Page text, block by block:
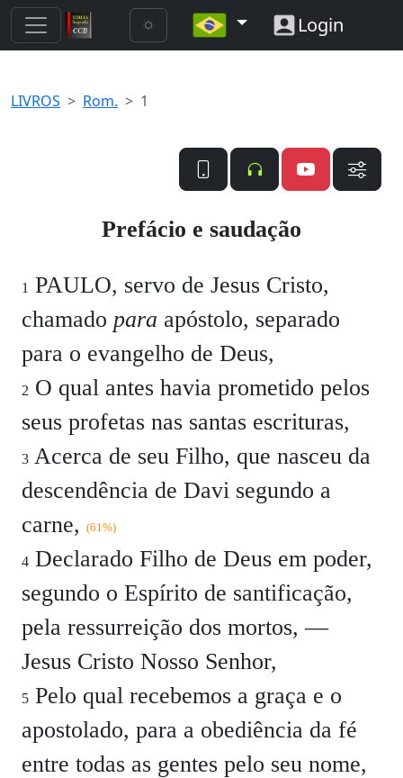
Login
LIVROS Rom. 1
Prefácio e saudação
1 PAULO, servo de Jesus Cristo,
chamado para apóstolo, separado
para o evangelho de Deus,
2 O qual antes havia prometido pelos
seus profetas nas santas escrituras,
3 Acerca de seu Filho, que nasceu da
descendência de Davi segundo a
carne, (61%)
4 Declarado Filho de Deus em poder,
segundo o Espírito de santificação,
pela ressurreição dos mortos, —
Jesus Cristo Nosso Senhor,
5 Pelo qual recebemos a graça e o
apostolado, para a obediência da fé
entre todas as gentes pelo seu nome,